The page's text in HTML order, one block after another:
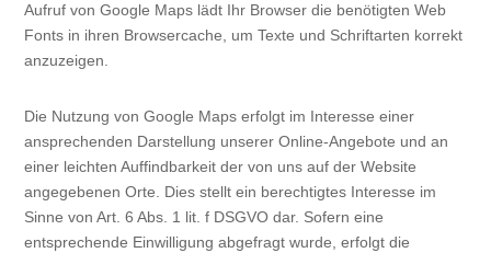
Aufruf von Google Maps lädt Ihr Browser die benötigten Web
Fonts in ihren Browsercache, um Texte und Schriftarten korrekt
anzuzeigen.
Die Nutzung von Google Maps erfolgt im Interesse einer
ansprechenden Darstellung unserer Online-Angebote und an
einer leichten Auffindbarkeit der von uns auf der Website
angegebenen Orte. Dies stellt ein berechtigtes Interesse im
Sinne von Art. 6 Abs. 1 lit. f DSGVO dar. Sofern eine
entsprechende Einwilligung abgefragt wurde, erfolgt die